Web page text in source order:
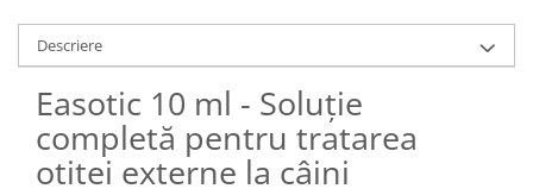
Descriere
Easotic 10 ml - Soluție
completă pentru tratarea
otitei externe la câini